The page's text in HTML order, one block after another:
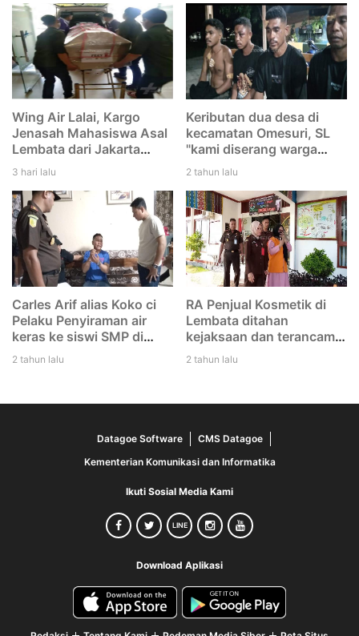
Wing Air Lalai, Kargo
Jenasah Mahasiswa Asal
Lembata dari Jakarta
menuju Larantuka
tertinggal di Bandara
Eltari Kupang
3 hari lalu
Keributan dua desa di
kecamatan Omesuri, SL
"kami diserang warga
Leubatang, dan kami
duga mereka melakukan
dengan rencana. Saya
tidak tikam Iwan"
2 tahun lalu
Carles Arif alias Koko ci
Pelaku Penyiraman air
keras ke siswi SMP di
Lembata di tangkap Polisi
2 tahun lalu
RA Penjual Kosmetik di
Lembata ditahan
kejaksaan dan terancam
12 tahun penjara
2 tahun lalu
Datagoe Software
CMS Datagoe
Kementerian Komunikasi dan Informatika
Ikuti Sosial Media Kami
LINE
Download Aplikasi